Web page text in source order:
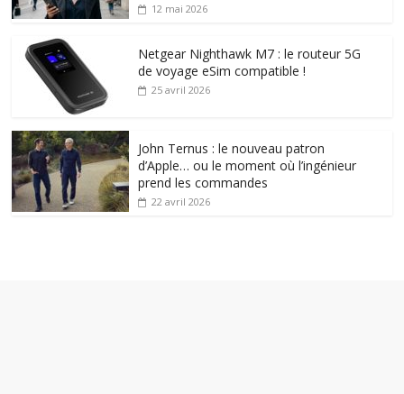
12 mai 2026
Netgear Nighthawk M7 : le routeur 5G
de voyage eSim compatible !
25 avril 2026
John Ternus : le nouveau patron
d’Apple… ou le moment où l’ingénieur
prend les commandes
22 avril 2026